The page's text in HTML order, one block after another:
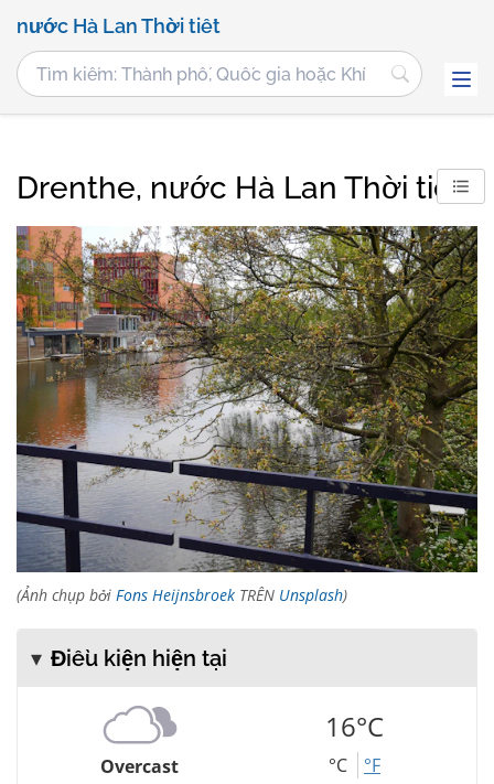
nước Hà Lan Thời tiết
Drenthe, nước Hà Lan Thời tiết
(Ảnh chụp bởi Fons Heijnsbroek TRÊN Unsplash)
Điều kiện hiện tại
Overcast
16°C
°C °F